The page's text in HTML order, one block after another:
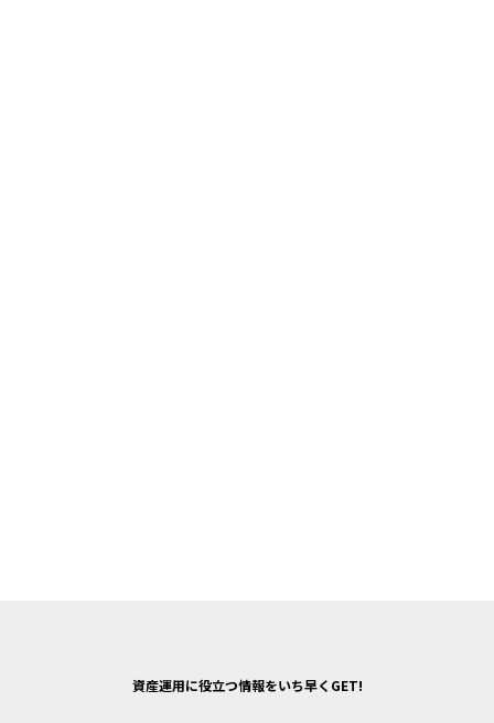
資産運用に役立つ情報をいち早くGET!